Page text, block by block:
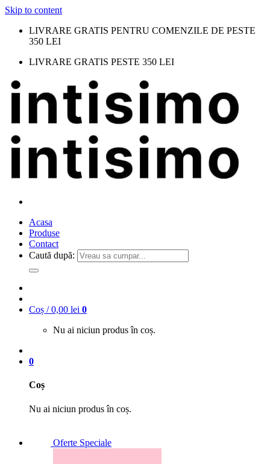
Skip to content
LIVRARE GRATIS PENTRU COMENZILE DE PESTE
350 LEI
LIVRARE GRATIS PESTE 350 LEI
Acasa
Produse
Contact
Caută după:
Coș /0,00 lei 0
Nu ai niciun produs în coș.
0
Coș
Nu ai niciun produs în coș.
Oferte Speciale